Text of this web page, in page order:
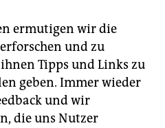
ermutigen wir die
und zu
Tipps und Links zu
geben. Immer wieder
und wir
die uns Nutzer